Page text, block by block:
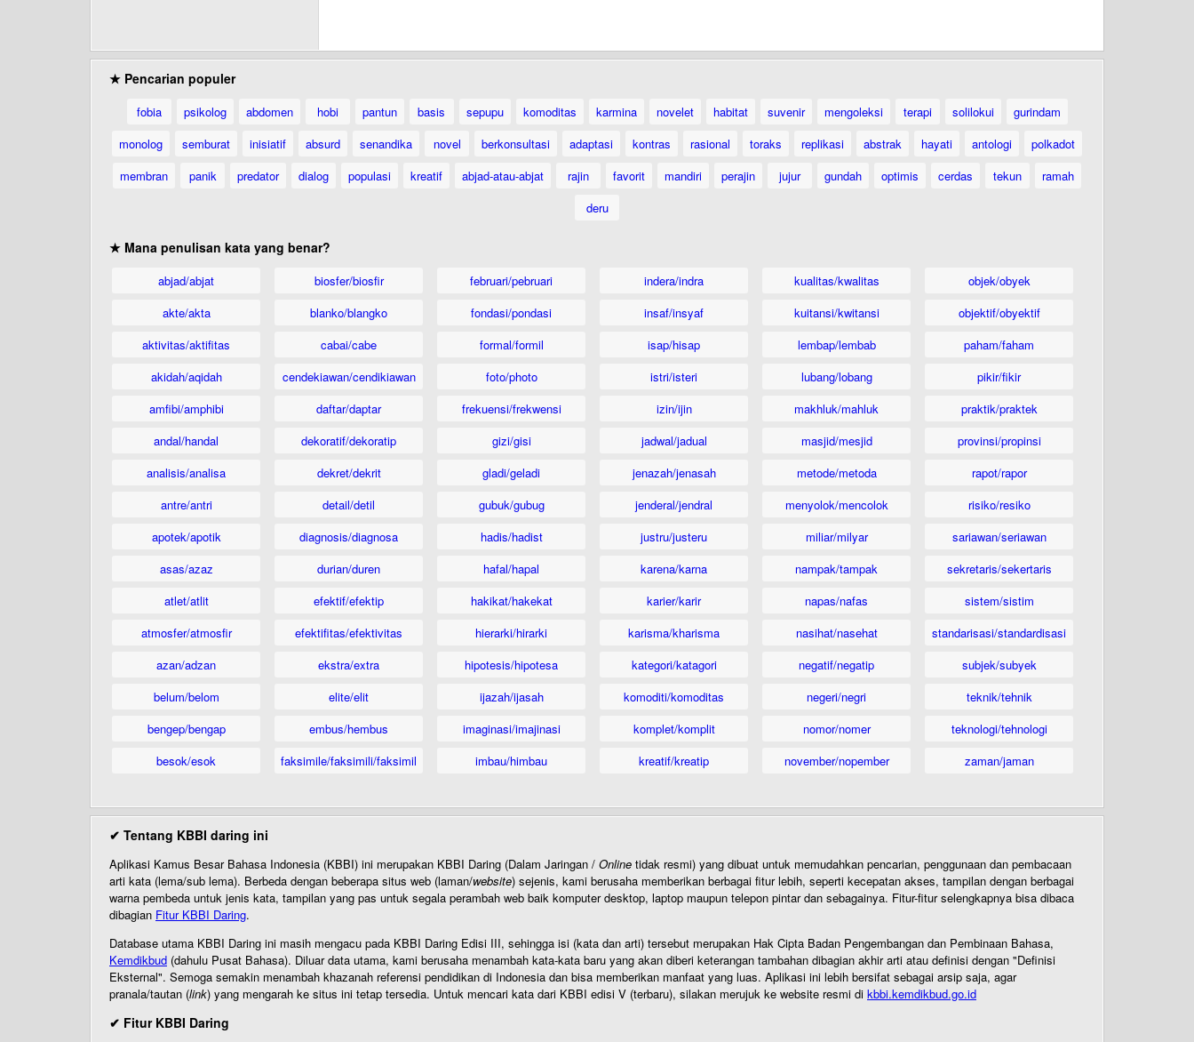
★ Pencarian populer
fobia psikolog abdomen hobi pantun basis sepupu komoditas karmina novelet habitat suvenir mengoleksi terapi solilokui
gurindam
monolog
semburat inisiatif absurd senandika novel berkonsultasi adaptasi kontras rasional toraks replikasi abstrak hayati antologi
polkadot
membran
panik predator dialog populasi kreatif abjad-atau-abjat rajin favorit mandiri perajin jujur gundah optimis cerdas tekun
ramah
deru
★ Mana penulisan kata yang benar?
abjad/abjat
akte/akta
aktivitas/aktifitas
akidah/aqidah
amfibi/amphibi
andal/handal
analisis/analisa
antre/antri
apotek/apotik
asas/azaz
atlet/atlit
atmosfer/atmosfir
azan/adzan
belum/belom
bengep/bengap
besok/esok
biosfer/biosfir
blanko/blangko
cabai/cabe
cendekiawan/cendikiawan
daftar/daptar
dekoratif/dekoratip
dekret/dekrit
detail/detil
diagnosis/diagnosa
durian/duren
efektif/efektip
efektifitas/efektivitas
ekstra/extra
elite/elit
embus/hembus
faksimile/faksimili/faksimil
februari/pebruari
fondasi/pondasi
formal/formil
foto/photo
frekuensi/frekwensi
gizi/gisi
gladi/geladi
gubuk/gubug
hadis/hadist
hafal/hapal
hakikat/hakekat
hierarki/hirarki
hipotesis/hipotesa
ijazah/ijasah
imaginasi/imajinasi
imbau/himbau
indera/indra
insaf/insyaf
isap/hisap
istri/isteri
izin/ijin
jadwal/jadual
jenazah/jenasah
jenderal/jendral
justru/justeru
karena/karna
karier/karir
karisma/kharisma
kategori/katagori
komoditi/komoditas
komplet/komplit
kreatif/kreatip
kualitas/kwalitas
kuitansi/kwitansi
lembap/lembab
lubang/lobang
makhluk/mahluk
masjid/mesjid
metode/metoda
menyolok/mencolok
miliar/milyar
nampak/tampak
napas/nafas
nasihat/nasehat
negatif/negatip
negeri/negri
nomor/nomer
november/nopember
objek/obyek
objektif/obyektif
paham/faham
pikir/fikir
praktik/praktek
provinsi/propinsi
rapot/rapor
risiko/resiko
sariawan/seriawan
sekretaris/sekertaris
sistem/sistim
standarisasi/standardisasi
subjek/subyek
teknik/tehnik
teknologi/tehnologi
zaman/jaman
✔ Tentang KBBI daring ini
Aplikasi Kamus Besar Bahasa Indonesia (KBBI) ini merupakan KBBI Daring (Dalam Jaringan / Online tidak resmi) yang dibuat untuk memudahkan pencarian, penggunaan dan pembacaan
arti kata (lema/sub lema). Berbeda dengan beberapa situs web (laman/website) sejenis, kami berusaha memberikan berbagai fitur lebih, seperti kecepatan akses, tampilan dengan berbagai
warna pembeda untuk jenis kata, tampilan yang pas untuk segala perambah web baik komputer desktop, laptop maupun telepon pintar dan sebagainya. Fitur-fitur selengkapnya bisa dibaca
dibagian Fitur KBBI Daring.
Database utama KBBI Daring ini masih mengacu pada KBBI Daring Edisi III, sehingga isi (kata dan arti) tersebut merupakan Hak Cipta Badan Pengembangan dan Pembinaan Bahasa,
Kemdikbud (dahulu Pusat Bahasa). Diluar data utama, kami berusaha menambah kata-kata baru yang akan diberi keterangan tambahan dibagian akhir arti atau definisi dengan "Definisi
Eksternal". Semoga semakin menambah khazanah referensi pendidikan di Indonesia dan bisa memberikan manfaat yang luas. Aplikasi ini lebih bersifat sebagai arsip saja, agar
pranala/tautan (link) yang mengarah ke situs ini tetap tersedia. Untuk mencari kata dari KBBI edisi V (terbaru), silakan merujuk ke website resmi di kbbi.kemdikbud.go.id
✔ Fitur KBBI Daring